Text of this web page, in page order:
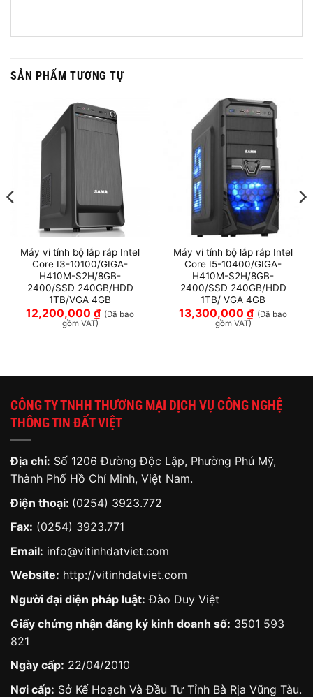
SẢN PHẨM TƯƠNG TỰ
Máy vi tính bộ lắp ráp Intel
Core I3-10100/GIGA-
H410M-S2H/8GB-
2400/SSD 240GB/HDD
1TB/VGA 4GB
12,200,000 ₫ (Đã bao
gồm VAT)
Máy vi tính bộ lắp ráp Intel
Core I5-10400/GIGA-
H410M-S2H/8GB-
2400/SSD 240GB/HDD
1TB/ VGA 4GB
13,300,000 ₫ (Đã bao
gồm VAT)
CÔNG TY TNHH THƯƠNG MẠI DỊCH VỤ CÔNG NGHỆ
THÔNG TIN ĐẤT VIỆT
Địa chỉ: Số 1206 Đường Độc Lập, Phường Phú Mỹ,
Thành Phố Hồ Chí Minh, Việt Nam.
Điện thoại: (0254) 3923.772
Fax: (0254) 3923.771
Email: info@vitinhdatviet.com
Website: http://vitinhdatviet.com
Người đại diện pháp luật: Đào Duy Việt
Giấy chứng nhận đăng ký kinh doanh số: 3501 593
821
Ngày cấp: 22/04/2010
Nơi cấp: Sở Kế Hoạch Và Đầu Tư Tỉnh Bà Rịa Vũng Tàu.